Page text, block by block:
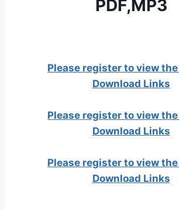
PDF,MP3
Please register to view
Download Links
Please register to view
Download Links
Please register to view
Download Links